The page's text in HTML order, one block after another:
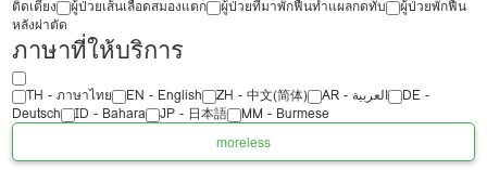
ติดเตียง
ผู้ป่วยเส้นเลือดสมองแตก ผู้ป่วยที่มาพักฟื้นทำแผลกดทับ
ผู้ป่วยพักฟื้น
หลังผ่าตัด
ภาษาที่ให้บริการ
TH - ‏ภาษาไทย EN - English ZH - 中文(简体) ‏AR - ‏العربية‏
DE -
Deutsch
ID - Bahara JP - 日本語
MM - Burmese
moreless